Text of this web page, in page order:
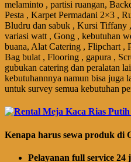
melaminto , partisi ruangan,
Pesta , Karpet Permadani 2×3 ,
Bludru dan sabuk , Kursi Tiffany
variasi watt , Gong , kebutuhan
buana, Alat Catering , Flipchart ,
Bag bulat , Flooring , gapura ,
gubukan catering dan peralatan
kebutuhannnya namun bisa juga
untuk survey semua kebutuhan
Kenapa harus sewa produk di
Pelayanan full service 24